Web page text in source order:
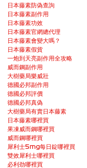
日本藤素防偽查詢
日本藤素副作用
日本藤素功效
日本藤素官網總代理
日本藤素會變大嗎？
日本藤素假貨
一炮到天亮副作用全攻略
威而鋼副作用
大樹藥局樂威壯
德國必邦副作用
德國必邦評價
德國必邦真偽
大樹藥局有賣日本藤素
日本藤素哪裡買
果凍威而鋼哪裡買
威而鋼哪裡買
犀利士5mg每日錠哪裡買
雙效犀利士哪裡買
必利劲哪裡買